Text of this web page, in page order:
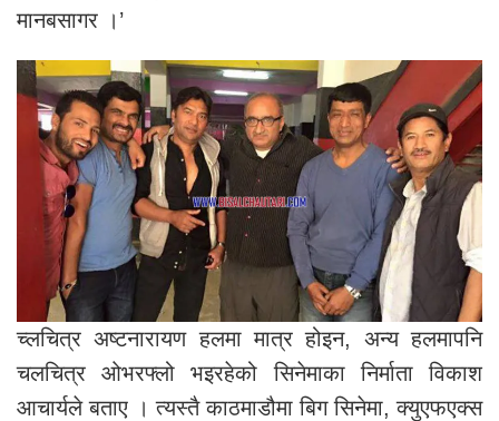
मानबसागर ।’
च्लचित्र अष्टनारायण हलमा मात्र होइन, अन्य हलमापनि
चलचित्र ओभरफ्लो भइरहेको सिनेमाका निर्माता विकाश
आचार्यले बताए । त्यस्तै काठमाडौमा बिग सिनेमा, क्युएफएक्स